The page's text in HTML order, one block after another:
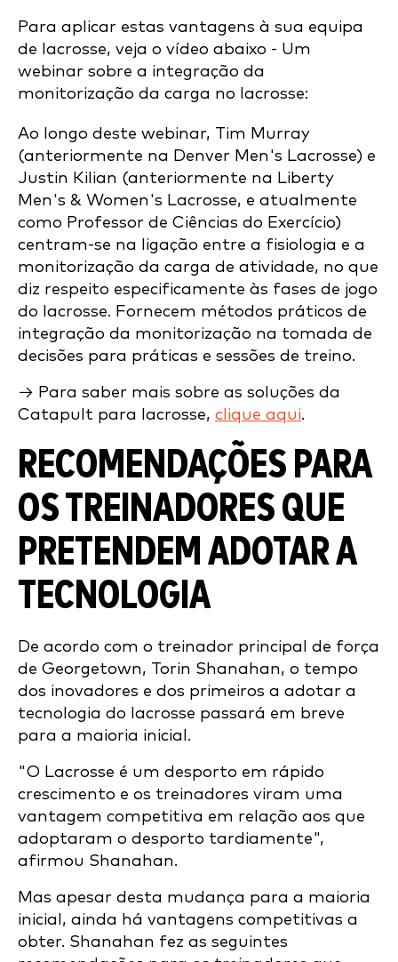
Para aplicar estas vantagens à sua equipa
de lacrosse, veja o vídeo abaixo - Um
webinar sobre a integração da
monitorização da carga no lacrosse:
Ao longo deste webinar, Tim Murray
(anteriormente na Denver Men's Lacrosse) e
Justin Kilian (anteriormente na Liberty
Men's & Women's Lacrosse, e atualmente
como Professor de Ciências do Exercício)
centram-se na ligação entre a fisiologia e a
monitorização da carga de atividade, no que
diz respeito especificamente às fases de jogo
do lacrosse. Fornecem métodos práticos de
integração da monitorização na tomada de
decisões para práticas e sessões de treino.
→ Para saber mais sobre as soluções da
Catapult para lacrosse, clique aqui.
RECOMENDAÇÕES PARA
OS TREINADORES QUE
PRETENDEM ADOTAR A
TECNOLOGIA
De acordo com o treinador principal de força
de Georgetown, Torin Shanahan, o tempo
dos inovadores e dos primeiros a adotar a
tecnologia do lacrosse passará em breve
para a maioria inicial.
"O Lacrosse é um desporto em rápido
crescimento e os treinadores viram uma
vantagem competitiva em relação aos que
adoptaram o desporto tardiamente",
afirmou Shanahan.
Mas apesar desta mudança para a maioria
inicial, ainda há vantagens competitivas a
obter. Shanahan fez as seguintes